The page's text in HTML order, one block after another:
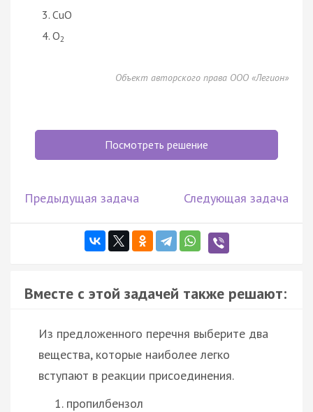
CuO
O2
Объект авторского права ООО «Легион»
Посмотреть решение
Предыдущая задача Следующая задача
Вместе с этой задачей также решают:
Из предложенного перечня выберите два
вещества, которые наиболее легко
вступают в реакции присоединения.
пропилбензол